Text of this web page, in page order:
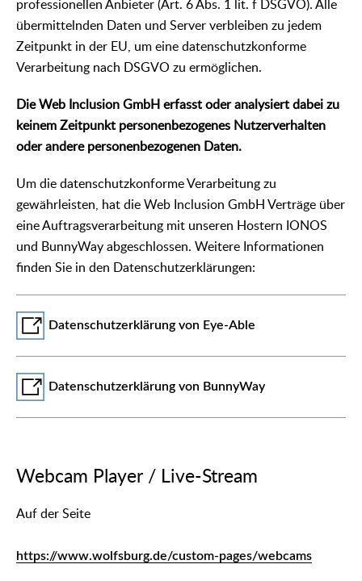
professionellen Anbieter (Art. 6 Abs. 1 lit. f DSGVO). Alle
übermittelnden Daten und Server verbleiben zu jedem
Zeitpunkt in der EU, um eine datenschutzkonforme
Verarbeitung nach DSGVO zu ermöglichen.
Die Web Inclusion GmbH erfasst oder analysiert dabei zu
keinem Zeitpunkt personenbezogenes Nutzerverhalten
oder andere personenbezogenen Daten.
Um die datenschutzkonforme Verarbeitung zu
gewährleisten, hat die Web Inclusion GmbH Verträge über
eine Auftragsverarbeitung mit unseren Hostern IONOS
und BunnyWay abgeschlossen. Weitere Informationen
finden Sie in den Datenschutzerklärungen:
Datenschutzerklärung von Eye-Able
Datenschutzerklärung von BunnyWay
Webcam Player / Live-Stream
Auf der Seite
https://www.wolfsburg.de/custom-pages/webcams